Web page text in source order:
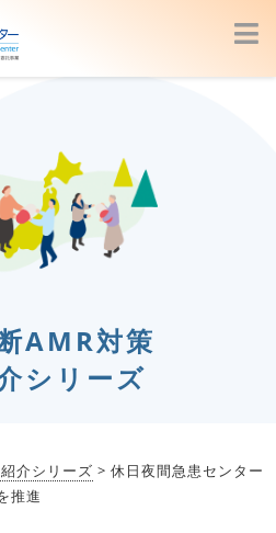
AMR対策
シリーズ
介シリーズ > 休日夜間急患センター
推進